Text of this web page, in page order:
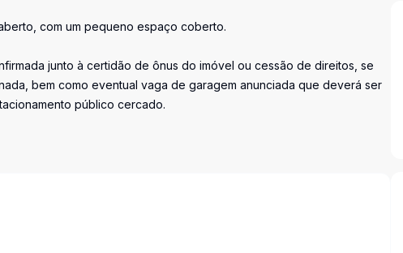
com um pequeno espaço coberto.
junto à certidão de ônus do imóvel ou cessão de direitos, se
bem como eventual vaga de garagem anunciada que deverá ser
público cercado.